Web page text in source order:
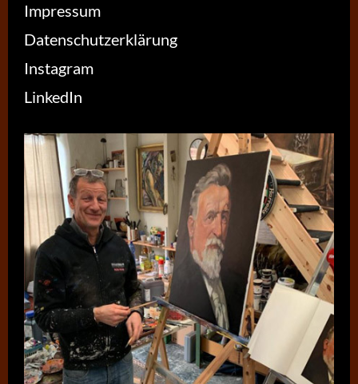
Impressum
Datenschutzerklärung
Instagram
LinkedIn